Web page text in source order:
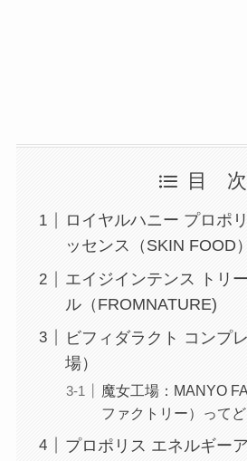
目 次
ロイヤルハニー プロポ
ッセンス（SKIN FOOD）
エイジインテンス トリ
ル（FROMNATURE)
ビフィダラクト コンプ
場）
魔女工場：MANYO
ファクトリー）って
プロポリス エネルギー